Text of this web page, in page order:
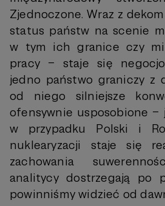
Zjednoczone. Wraz z
status państw na scenie
w tym ich granice czy
pracy – staje się
jedno państwo graniczy z
od niego silniejsze
ofensywnie usposobione –
w przypadku Polski i
nuklearyzacji staje się
zachowania
analitycy dostrzegają po
powinniśmy widzieć od